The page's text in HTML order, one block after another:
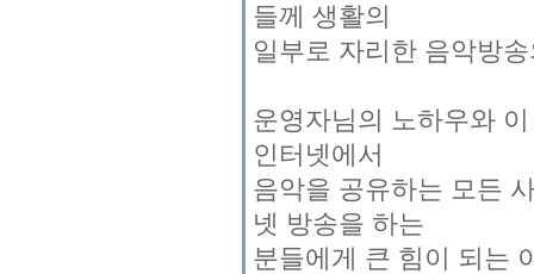
들께 생활의
일부로 자리한 음악방
운영자님의 노하우와
인터넷에서
음악을 공유하는 모든
넷 방송을 하는
분들에게 큰 힘이 되는